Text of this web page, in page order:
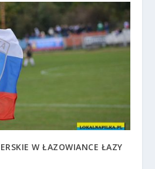
W ŁAZOWIANCE ŁAZY